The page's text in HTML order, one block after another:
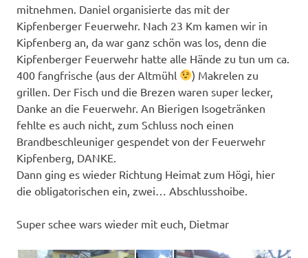
mitnehmen. Daniel organisierte das mit der
Kipfenberger Feuerwehr. Nach 23 Km kamen wir in
Kipfenberg an, da war ganz schön was los, denn die
Kipfenberger Feuerwehr hatte alle Hände zu tun um ca.
400 fangfrische (aus der Altmühl
) Makrelen zu
grillen. Der Fisch und die Brezen waren super lecker,
Danke an die Feuerwehr. An Bierigen Isogetränken
fehlte es auch nicht, zum Schluss noch einen
Brandbeschleuniger gespendet von der Feuerwehr
Kipfenberg, DANKE.
Dann ging es wieder Richtung Heimat zum Högi, hier
die obligatorischen ein, zwei… Abschlusshoibe.
Super schee wars wieder mit euch, Dietmar